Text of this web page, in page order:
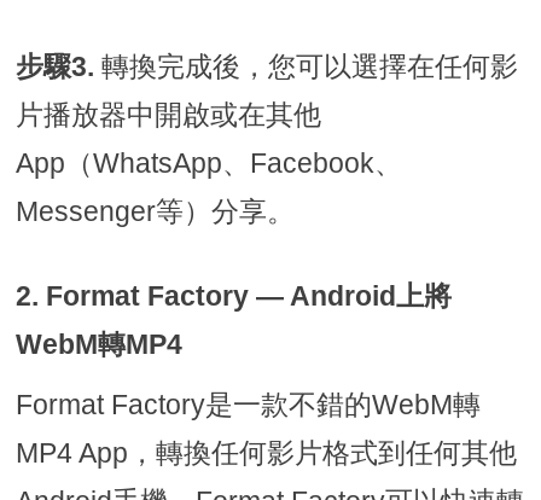
步驟3.轉換完成後，您可以選擇在任何影
片播放器中開啟或在其他
App（WhatsApp、Facebook、
Messenger等）分享。
2. Format Factory — Android上將
WebM轉MP4
Format Factory是一款不錯的WebM轉
MP4 App，轉換任何影片格式到任何其他